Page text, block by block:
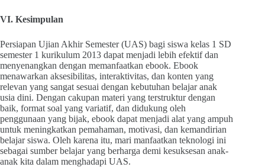
VI. Kesimpulan
Persiapan Ujian Akhir Semester (UAS) bagi siswa kelas 1 SD
semester 1 kurikulum 2013 dapat menjadi lebih efektif dan
menyenangkan dengan memanfaatkan ebook. Ebook
menawarkan aksesibilitas, interaktivitas, dan konten yang
relevan yang sangat sesuai dengan kebutuhan belajar anak
usia dini. Dengan cakupan materi yang terstruktur dengan
baik, format soal yang variatif, dan didukung oleh
penggunaan yang bijak, ebook dapat menjadi alat yang ampuh
untuk meningkatkan pemahaman, motivasi, dan kemandirian
belajar siswa. Oleh karena itu, mari manfaatkan teknologi ini
sebagai sumber belajar yang berharga demi kesuksesan anak-
anak kita dalam menghadapi UAS.